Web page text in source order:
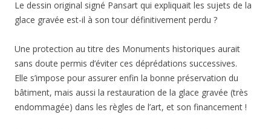
Le dessin original signé Pansart qui expliquait les sujets de la
glace gravée est-il à son tour définitivement perdu ?
Une protection au titre des Monuments historiques aurait
sans doute permis d’éviter ces déprédations successives.
Elle s’impose pour assurer enfin la bonne préservation du
bâtiment, mais aussi la restauration de la glace gravée (très
endommagée) dans les règles de l’art, et son financement !